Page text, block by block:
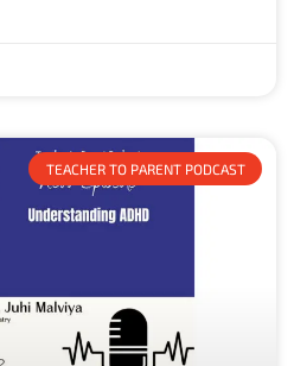
TEACHER TO PARENT PODCAST